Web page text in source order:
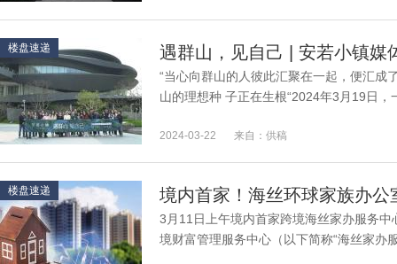
楼盘速递 遇群山，见自己 | 安若小镇媒
“当心向群山的人彼此汇聚在一起，便汇成
山的理想种 子正在生根“2024年3月19日
2024-03-22 来自：供稿
楼盘速递
3月11日上午境内首家跨境海丝家办服务
境财富管理服务中心（以下简称“海丝家办